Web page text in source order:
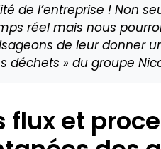
de l’entreprise !
réel mais nous
de leur donner
déchets » du groupe
et